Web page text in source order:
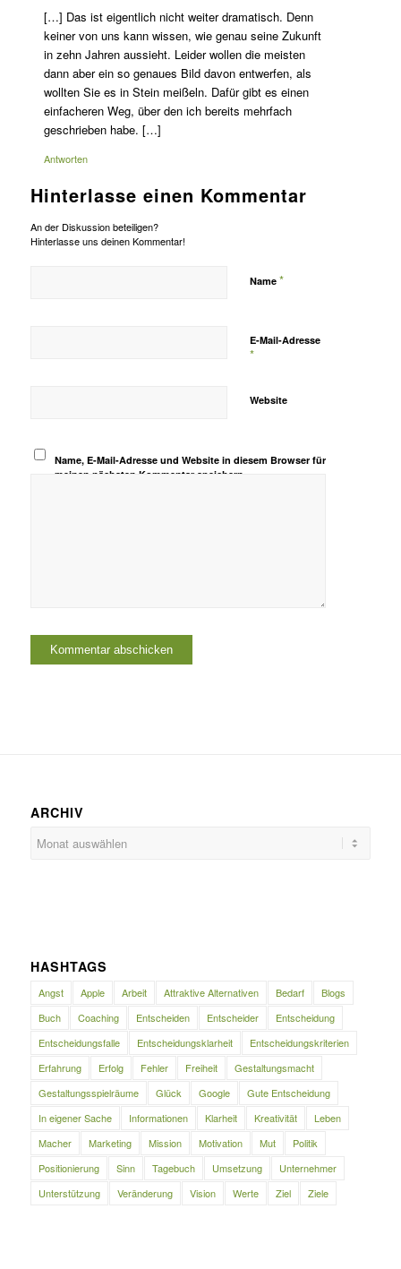
[…] Das ist eigentlich nicht weiter dramatisch. Denn
keiner von uns kann wissen, wie genau seine Zukunft
in zehn Jahren aussieht. Leider wollen die meisten
dann aber ein so genaues Bild davon entwerfen, als
wollten Sie es in Stein meißeln. Dafür gibt es einen
einfacheren Weg, über den ich bereits mehrfach
geschrieben habe. […]
Antworten
Hinterlasse einen Kommentar
An der Diskussion beteiligen?
Hinterlasse uns deinen Kommentar!
Name *
E-Mail-Adresse
*
Website
Name, E-Mail-Adresse und Website in diesem Browser für
meinen nächsten Kommentar speichern.
ARCHIV
HASHTAGS
Angst Apple Arbeit Attraktive Alternativen Bedarf
Blogs
Buch
Coaching Entscheiden Entscheider
Entscheidung
Entscheidungsfalle
Entscheidungsklarheit
Entscheidungskriterien
Erfahrung
Erfolg Fehler Freiheit
Gestaltungsmacht
Gestaltungsspielräume
Glück Google
Gute Entscheidung
In eigener Sache
Informationen Klarheit Kreativität
Leben
Macher
Marketing Mission Motivation Mut
Politik
Positionierung
Sinn Tagebuch Umsetzung
Unternehmer
Unterstützung
Veränderung Vision Werte Ziel Ziele